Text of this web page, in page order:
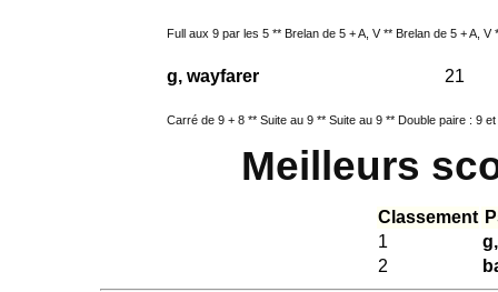
Full aux 9 par les 5 ** Brelan de 5 + A, V ** Brelan de 5 + A,
g, wayfarer 21
Carré de 9 + 8 ** Suite au 9 ** Suite au 9 ** Double paire : 9
Meilleurs
Classement
1
2